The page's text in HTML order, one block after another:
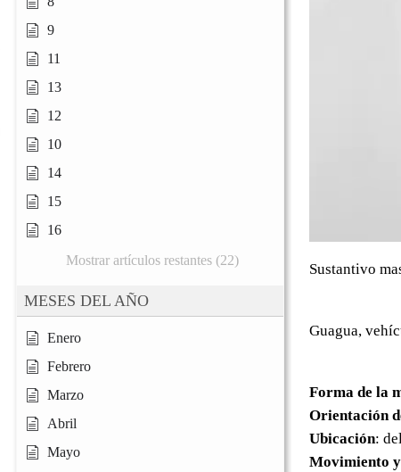
9
11
13
12
10
14
15
16
Mostrar artículos restantes (22)
MESES DEL AÑO
Enero
Febrero
Marzo
Abril
Mayo
Sustantivo
Guagua,
Forma de la
Orientación
Ubicación:
Movimiento